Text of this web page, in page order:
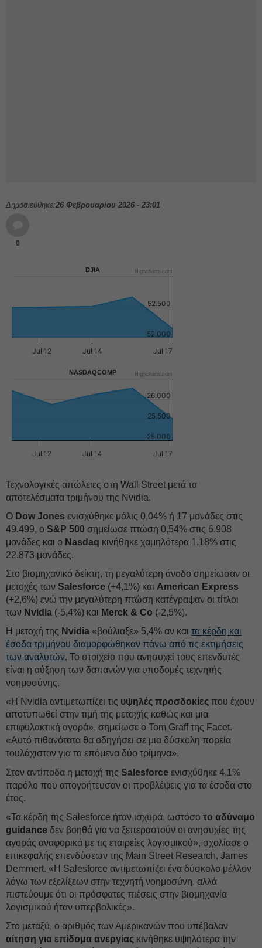
Δημοσιεύθηκε:26 Φεβρουαρίου 2026 - 23:01
0
DJIA
Jul 12 Jul 14 Jul 17
52.000
52.500
Highcharts.com
NASDAQCOMP
Jul 12 Jul 14 Jul 17
25.000
25.500
26.000
Highcharts.com
Τεχνολογικές απώλειες στη Wall Street μετά τα
αποτελέσματα τριμήνου της Nvidia.
Ο Dow Jones ενισχύθηκε μόλις 0,04% ή 17 μονάδες στις
49.499, ο S&P 500 σημείωσε πτώση 0,54% στις 6.908
μονάδες και o Nasdaq κινήθηκε χαμηλότερα 1,18% στις
22.873 μονάδες.
Στο βιομηχανικό δείκτη, τη μεγαλύτερη άνοδο σημείωσαν οι
μετοχές των Salesforce (+4,1%) και American Express
(+2,6%) ενώ την μεγαλύτερη πτώση κατέγραψαν οι τίτλοι
των Nvidia (-5,4%) και Merck & Co (-2,5%).
Η μετοχή της Nvidia «βούλιαξε» 5,4% αν και τα κέρδη και
έσοδα τριμήνου διαμορφώθηκαν πάνω από τις εκτιμήσεις
των αναλυτών. Το στοιχείο που ανησυχεί τους επενδυτές
είναι η αύξηση των δαπανών για υποδομές τεχνητής
νοημοσύνης.
«Η Nvidia αντιμετωπίζει τις υψηλές προσδοκίες που έχουν
αποτυπωθεί στην τιμή της μετοχής καθώς και μια
επιφυλακτική αγορά», σημείωσε ο Tom Graff της Facet.
«Αυτό πιθανότατα θα οδηγήσει σε μια δύσκολη πορεία
τουλάχιστον για τα επόμενα δύο τρίμηνα».
Στον αντίποδα η μετοχή της Salesforce ενισχύθηκε 4,1%
παρόλο που απογοήτευσαν οι προβλέψεις για τα έσοδα στο
έτος.
«Τα κέρδη της Salesforce ήταν ισχυρά, ωστόσο το αδύναμο
guidance δεν βοηθά για να ξεπεραστούν οι ανησυχίες της
αγοράς αναφορικά με τις εταιρείες λογισμικού», σχολίασε ο
επικεφαλής επενδύσεων της Main Street Research, James
Demmert. «Η Salesforce αντιμετωπίζει ένα δύσκολο μέλλον
λόγω των εξελίξεων στην τεχνητή νοημοσύνη, αλλά
πιστεύουμε ότι οι πρόσφατες πιέσεις στην βιομηχανία
λογισμικού ήταν υπερβολικές».
Στο μεταξύ, ο αριθμός των Αμερικανών που υπέβαλαν
αίτηση για επίδομα ανεργίας κινήθηκε υψηλότερα την